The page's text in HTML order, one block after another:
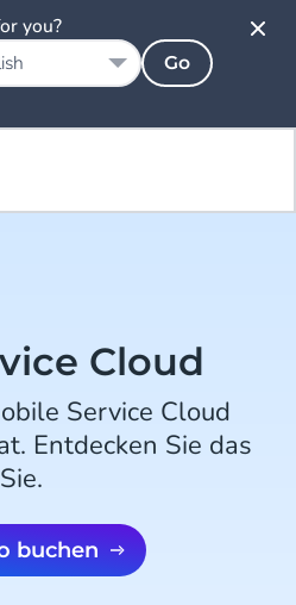
Cloud
Service Cloud
Entdecken Sie das
buchen
you?
Go